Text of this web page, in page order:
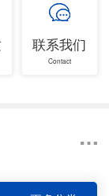
联系我们
Contact